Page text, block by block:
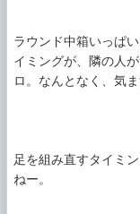
ラウンド中箱いっぱ
イミングが、隣の人
ロ。なんとなく、気ま
足を組み直すタイミ
ねー。